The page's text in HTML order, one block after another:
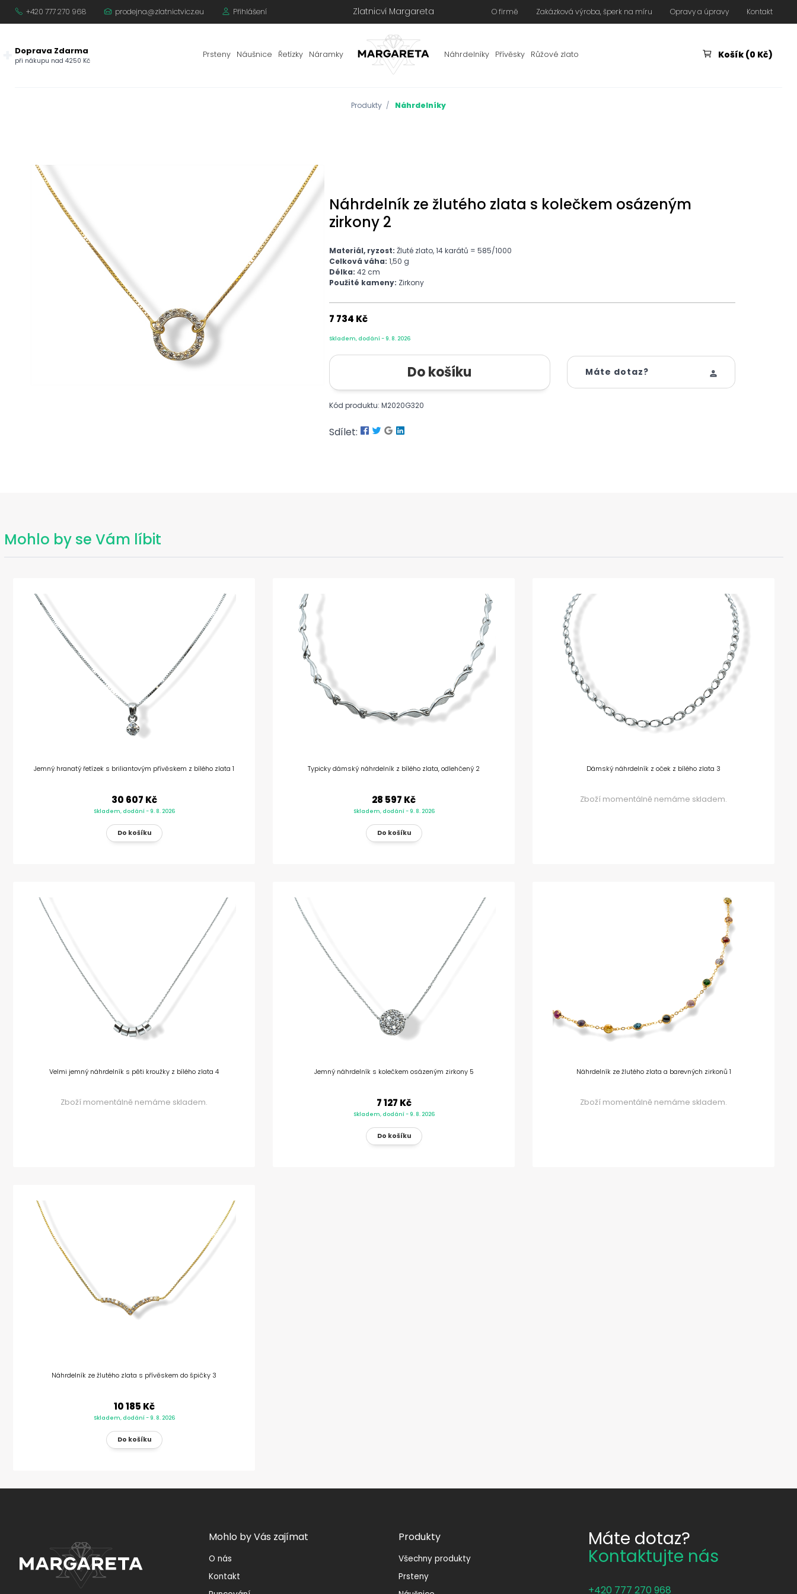
+420 777 270 968 prodejna@zlatnictvicz.eu Přihlášení Zlatnicví Margareta O firmě Zakázková výroba, šperk na míru Opravy a úpravy Kontakt
Doprava Zdarma
při nákupu nad 4250 Kč
Prsteny Náušnice Řetízky Náramky Náhrdelníky Přívěsky Růžové zlato Košík (0 Kč)
Produkty Náhrdelníky
Náhrdelník ze žlutého zlata s kolečkem osázeným
zirkony 2
Materiál, ryzost: Žluté zlato, 14 karátů = 585/1000
Celková váha: 1,50 g
Délka: 42 cm
Použité kameny: Zirkony
7 734 Kč
Skladem, dodání - 9. 8. 2026
Máte dotaz?
Kód produktu: M2020G320
Sdílet:
Mohlo by se Vám líbit
Jemný hranatý řetízek s briliantovým přívěskem z bílého zlata 1
30 607 Kč
Skladem, dodání - 9. 8. 2026
Typicky dámský náhrdelník z bílého zlata, odlehčený 2
28 597 Kč
Skladem, dodání - 9. 8. 2026
Dámský náhrdelník z oček z bílého zlata 3
Zboží momentálně nemáme skladem.
Velmi jemný náhrdelník s pěti kroužky z bílého zlata 4
Zboží momentálně nemáme skladem.
Jemný náhrdelník s kolečkem osázeným zirkony 5
7 127 Kč
Skladem, dodání - 9. 8. 2026
Náhrdelník ze žlutého zlata a barevných zirkonů 1
Zboží momentálně nemáme skladem.
Náhrdelník ze žlutého zlata s přívěskem do špičky 3
10 185 Kč
Skladem, dodání - 9. 8. 2026
Mohlo by Vás zajímat
O nás
Kontakt
Produkty
Všechny produkty
Prsteny
Máte dotaz?
Kontaktujte nás
+420 777 270 968